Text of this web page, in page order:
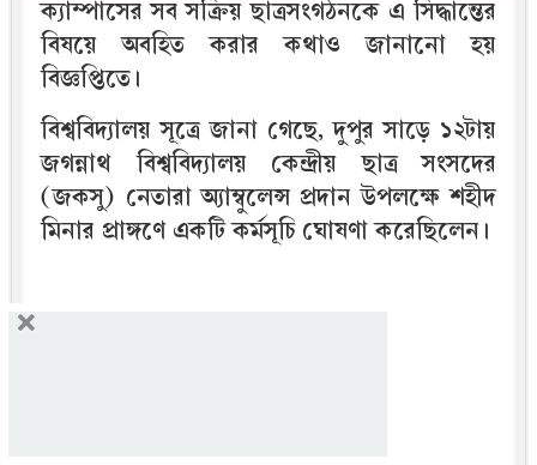
ক্যাম্পাসের সব সক্রিয় ছাত্রসংগঠনকে এ সিদ্ধান্তের
বিষয়ে অবহিত করার কথাও জানানো হয়
বিজ্ঞপ্তিতে।
বিশ্ববিদ্যালয় সূত্রে জানা গেছে, দুপুর সাড়ে ১২টায়
জগন্নাথ বিশ্ববিদ্যালয় কেন্দ্রীয় ছাত্র সংসদের
(জকসু) নেতারা অ্যাম্বুলেন্স প্রদান উপলক্ষে শহীদ
মিনার প্রাঙ্গণে একটি কর্মসূচি ঘোষণা করেছিলেন।